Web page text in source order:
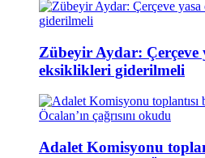
Zübeyir Aydar: Çerçeve
eksiklikleri giderilmeli
Adalet Komisyonu